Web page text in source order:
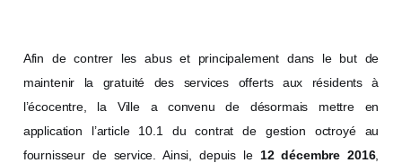
Afin de contrer les abus et principalement dans le but de
maintenir la gratuité des services offerts aux résidents à
l’écocentre, la Ville a convenu de désormais mettre en
application l’article 10.1 du contrat de gestion octroyé au
fournisseur de service. Ainsi, depuis le 12 décembre 2016,